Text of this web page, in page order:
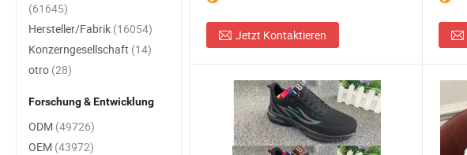
Jetzt Kontaktieren
(61645)
Hersteller/Fabrik (16054)
Konzerngesellschaft (14)
otro (28)
Forschung & Entwicklung
ODM (49726)
OEM (43972)